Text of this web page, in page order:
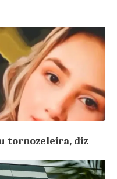
tornozeleira, diz